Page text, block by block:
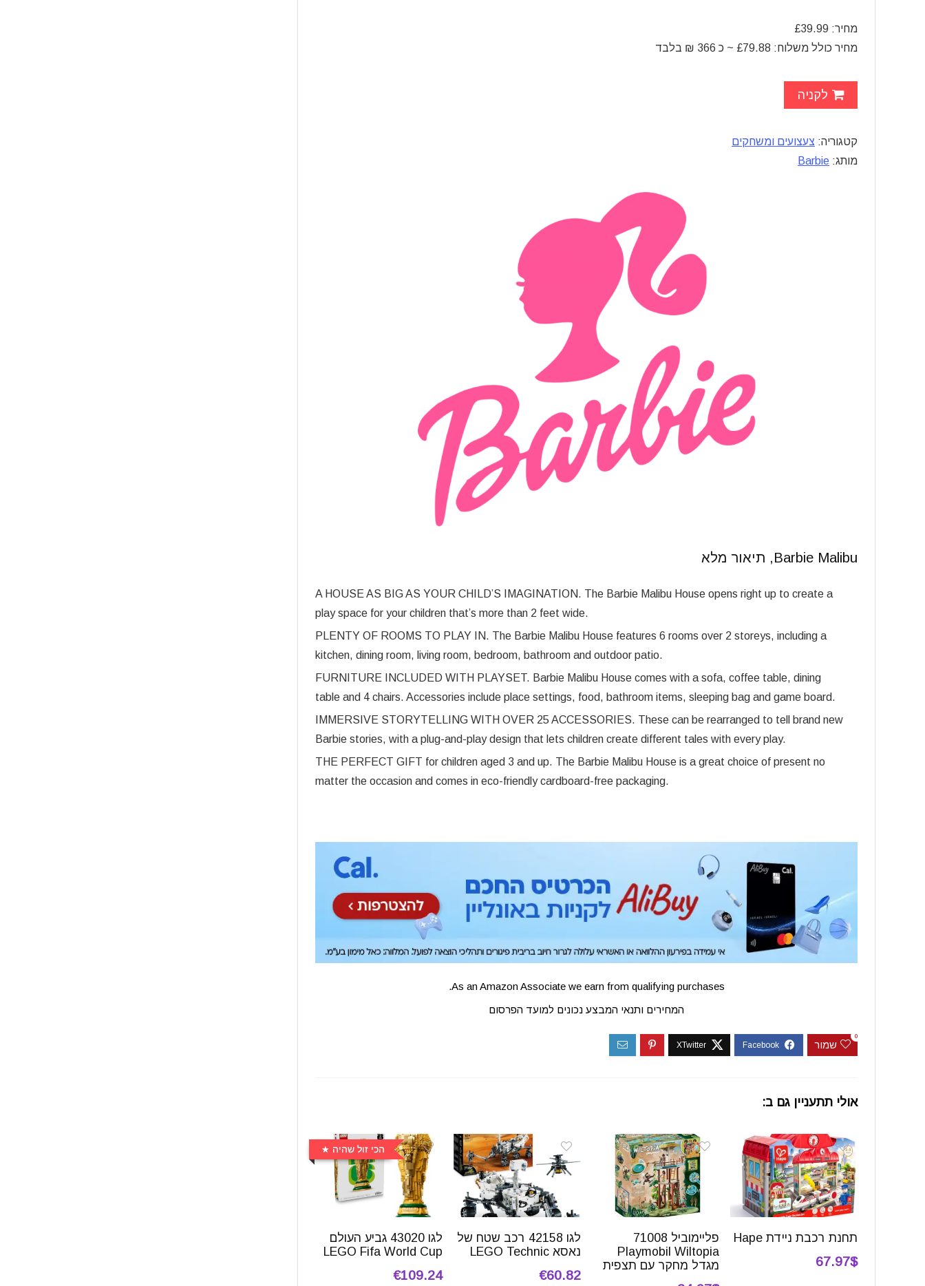
מחיר: £39.99
מחיר כולל משלוח: £79.88 ~ כ 366 ₪ בלבד
לקניה
קטגוריה: צעצועים ומשחקים
מותג: Barbie
Barbie Malibu, תיאור מלא
A HOUSE AS BIG AS YOUR CHILD’S IMAGINATION. The Barbie Malibu House opens right up to create a
play space for your children that’s more than 2 feet wide.
PLENTY OF ROOMS TO PLAY IN. The Barbie Malibu House features 6 rooms over 2 storeys, including a
kitchen, dining room, living room, bedroom, bathroom and outdoor patio.
FURNITURE INCLUDED WITH PLAYSET. Barbie Malibu House comes with a sofa, coffee table, dining
table and 4 chairs. Accessories include place settings, food, bathroom items, sleeping bag and game board.
IMMERSIVE STORYTELLING WITH OVER 25 ACCESSORIES. These can be rearranged to tell brand new
Barbie stories, with a plug-and-play design that lets children create different tales with every play.
THE PERFECT GIFT for children aged 3 and up. The Barbie Malibu House is a great choice of present no
matter the occasion and comes in eco-friendly cardboard-free packaging.
As an Amazon Associate we earn from qualifying purchases.
המחירים ותנאי המבצע נכונים למועד הפרסום
שמור
0
אולי תתעניין גם ב:
תחנת רכבת ניידת Hape
67.97$
פליימוביל 71008
Playmobil Wiltopia
מגדל מחקר עם תצפית
לגו 42158 רכב שטח של
נאסא LEGO Technic
€60.82
הכי זול שהיה
לגו 43020 גביע העולם
LEGO Fifa World Cup
€109.24